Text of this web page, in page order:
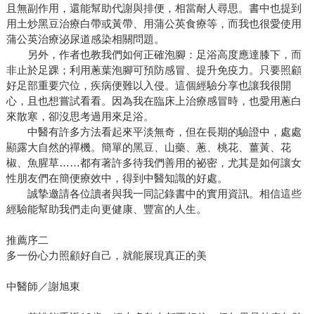
且無副作用，還能幫助代謝與排便，相當耐人尋思。書中也提到
用土炒黑豆治療白帶或黃帶、用蒲公英食療等，而我也很愛使用
蒲公英治療泌尿道感染相關問題。
另外，作者也教我們如何正確泡腳：足浴高度應達膝下，而
非止於足踝；利用蔥葉泡腳可預防感冒、提升免疫力。只要照顧
好足部重要穴位，疾病便難以入侵。這個經驗分享也讓我很開
心，且也想嘗試看看。因為我在臨床上治療感冒時，也愛用蔥白
來散寒，卻沒思考過用來足浴。
中醫有許多方法看起來平淡無奇，但在長期的驗證中，處處
顯露大自然的禪機。簡單的黑豆、山藥、蔥、桃花、薑黃、花
椒、魚腥草……都有著許多待我們善用的祕密，尤其是如何讓女
性朋友們在簡便療效中，得到中醫知識的好處。
誠摯邀請各位讀者與我一同記錄書中的實用資訊。相信這些
經驗能幫助我們走向更健康、豐富的人生。
推薦序二
多一份心力照顧好自己，就能展現真正的美
中醫師／謝旭東